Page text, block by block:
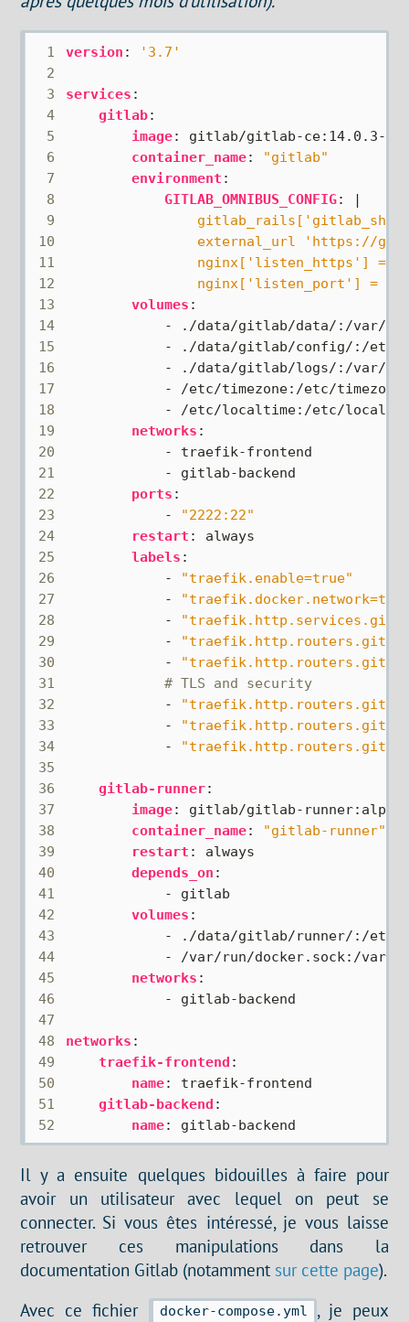
1 version :
'3.7'
2
3
services :
4
gitlab:
5
image:
gitlab/gitlab-ce:14.0.3-
6
container_name:
"gitlab"
7
environment :
8
GITLAB_OMNIBUS_CONFIG:
9
10
11
12
                nginx['listen_port'] = 80
13
volumes :
14
-
./data/gitlab/data/:/var/
15
-
./data/gitlab/config/:/etc/
16
-
./data/gitlab/logs/:/var/
17
- /etc/timezone:/etc/
18
- /etc/localtime:/etc/
19
networks :
20
- traefik-frontend
21
- gitlab-backend
22
ports :
23
- "2222:22"
24
restart :
always
25
labels :
26
- "traefik.enable=true"
27
-
28
-
29
-
30
-
31
# TLS and security
32
-
33
-
34
-
35
36
gitlab-runner:
37
image:
gitlab/gitlab-
38
container_name:
"gitlab-runner"
39
restart :
always
40
depends_on :
41
- gitlab
42
volumes :
43
-
./data/gitlab/runner/:/etc/
44
- /var/run/docker.sock:/var/
45
networks :
46
- gitlab-backend
47
48
networks :
49
traefik-frontend :
50
name:
traefik-frontend
51
gitlab-backend :
52
name: gitlab-backend
Il y a ensuite quelques bidouilles à faire pour
avoir un utilisateur avec lequel on peut se
connecter. Si vous êtes intéressé, je vous laisse
retrouver ces manipulations dans la
documentation Gitlab (notamment sur cette page).
Avec ce fichier
docker-compose.yml
, je peux